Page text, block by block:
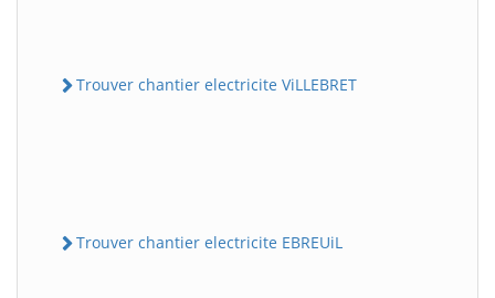
Trouver chantier electricite ViLLEBRET
Trouver chantier electricite EBREUiL